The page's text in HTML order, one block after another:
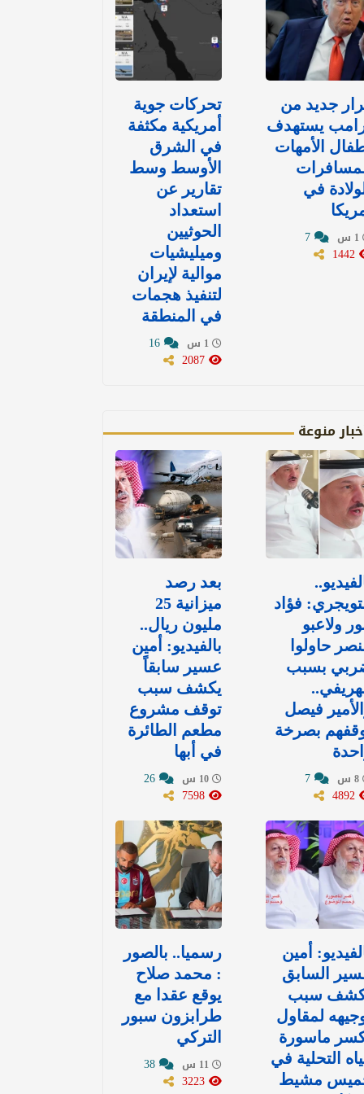
جديد من
يستهدف
الأمهات
في
تحركات جوية
أمريكية مكثفة
في الشرق
الأوسط وسط
تقارير عن
استعداد
الحوثيين
وميليشيات
موالية لإيران
لتنفيذ هجمات
في المنطقة
منوعة
فؤاد
ولاعبو
حاولوا
بسبب
فيصل
بصرخة
بعد رصد
ميزانية 25
مليون ريال..
بالفيديو: أمين
عسير سابقاً
يكشف سبب
توقف مشروع
مطعم الطائرة
في أبها
أمين
السابق
سبب
لمقاول
ماسورة
التحلية في
مشيط
رسميا.. بالصور
: محمد صلاح
يوقع عقدا مع
طرابزون سبور
التركي